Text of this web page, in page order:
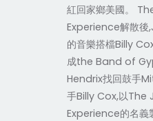
紅回家鄉美國。
Experience解散後
的音樂搭檔Billy
成the Band of
Hendrix找回鼓手
手Billy Cox,以The
Experience的名義